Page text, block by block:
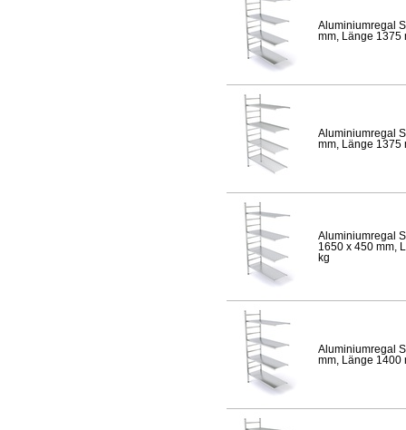
Aluminiumregal
mm, Länge 1375
Aluminiumregal
mm, Länge 1375
Aluminiumregal
1650 x 450 mm,
kg
Aluminiumregal
mm, Länge 1400